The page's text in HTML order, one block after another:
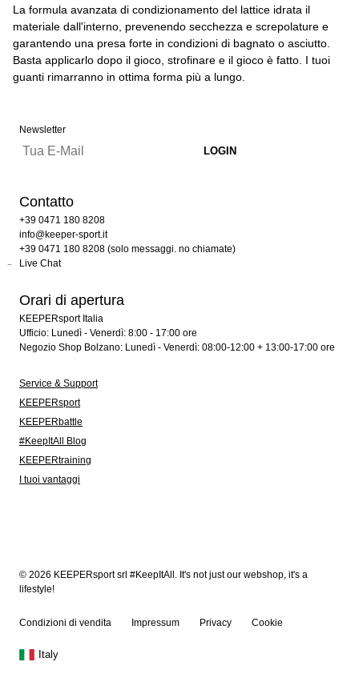
La formula avanzata di condizionamento del lattice idrata il
materiale dall'interno, prevenendo secchezza e screpolature e
garantendo una presa forte in condizioni di bagnato o asciutto.
Basta applicarlo dopo il gioco, strofinare e il gioco è fatto. I tuoi
guanti rimarranno in ottima forma più a lungo.
Newsletter
Contatto
+39 0471 180 8208
info@keeper-sport.it
+39 0471 180 8208 (solo messaggi. no chiamate)
Live Chat
Orari di apertura
KEEPERsport Italia
Ufficio: Lunedì - Venerdì: 8:00 - 17:00 ore
Negozio Shop Bolzano: Lunedì - Venerdì: 08:00-12:00 + 13:00-17:00 ore
Service & Support
KEEPERsport
KEEPERbattle
#KeepItAll Blog
KEEPERtraining
I tuoi vantaggi
© 2026 KEEPERsport srl #KeepItAll. It's not just our webshop, it's a
lifestyle!
Condizioni di vendita Impressum Privacy Cookie
Italy